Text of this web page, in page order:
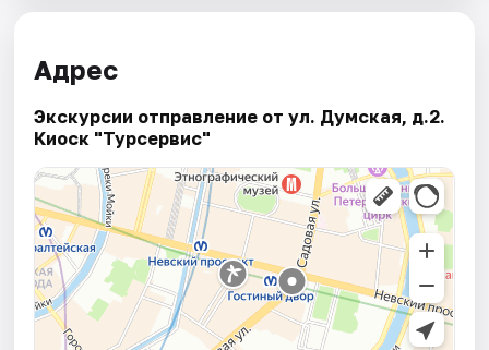
Адрес
Экскурсии отправление от ул. Думская, д.2.
Киоск "Турсервис"